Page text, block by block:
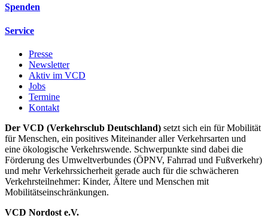
Spenden
Service
Presse
Newsletter
Aktiv im VCD
Jobs
Termine
Kontakt
Der VCD (Verkehrsclub Deutschland) setzt sich ein für Mobilität
für Menschen, ein positives Miteinander aller Verkehrsarten und
eine ökologische Verkehrswende. Schwerpunkte sind dabei die
Förderung des Umweltverbundes (ÖPNV, Fahrrad und Fußverkehr)
und mehr Verkehrssicherheit gerade auch für die schwächeren
Verkehrsteilnehmer: Kinder, Ältere und Menschen mit
Mobilitätseinschränkungen.
VCD Nordost e.V.